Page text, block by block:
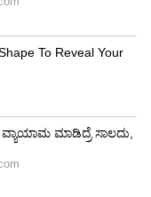
ಹಾದಿ
ಈ ಅಪರಾಧದ
ಮರಣದಂಡನೆ
ಅದನ್ನು